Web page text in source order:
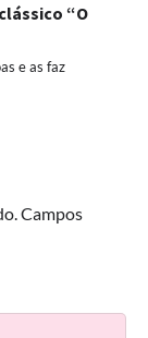
“O
e as faz
Campos